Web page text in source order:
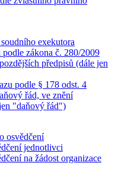
exekutora
zákona č. 280/2009
předpisů (dále jen
podle § 178 odst. 4
řád, ve znění
"daňový řád")
osvědčení
jednotlivci
na žádost organizace